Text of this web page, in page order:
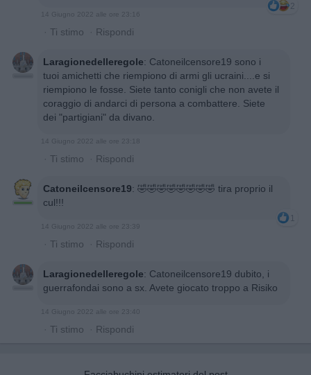
2
14 Giugno 2022 alle ore 23:16
· Ti stimo · Rispondi
Laragionedelleregole: Catoneilcensore19 sono i
tuoi amichetti che riempiono di armi gli ucraini....e si
riempiono le fosse. Siete tanto conigli che non avete il
coraggio di andarci di persona a combattere. Siete
dei "partigiani" da divano.
14 Giugno 2022 alle ore 23:18
· Ti stimo · Rispondi
Catoneilcensore19: 🤣🤣🤣🤣🤣🤣🤣🤣 tira proprio il
cul!!!
1
14 Giugno 2022 alle ore 23:39
· Ti stimo · Rispondi
Laragionedelleregole: Catoneilcensore19 dubito, i
guerrafondai sono a sx. Avete giocato troppo a Risiko
14 Giugno 2022 alle ore 23:40
· Ti stimo · Rispondi